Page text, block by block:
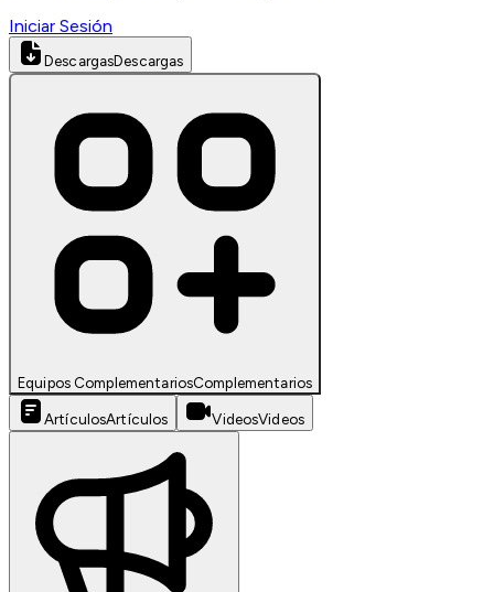
Iniciar Sesión
DescargasDescargas
Equipos ComplementariosComplementarios
ArtículosArtículos VideosVideos